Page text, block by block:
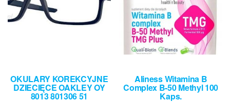
OKULARY KOREKCYJNE
DZIECIĘCE OAKLEY OY
8013 801306 51
Aliness Witamina B
Complex B-50 Methyl 100
Kaps.